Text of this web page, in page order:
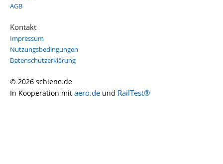
AGB
Kontakt
Impressum
Nutzungsbedingungen
Datenschutzerklärung
© 2026 schiene.de
In Kooperation mit aero.de und RailTest®